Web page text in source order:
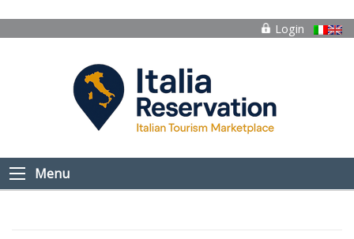
Login
Menu